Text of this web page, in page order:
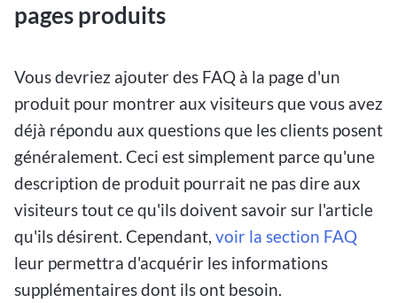
pages produits
Vous devriez ajouter des FAQ à la page d'un
produit pour montrer aux visiteurs que vous avez
déjà répondu aux questions que les clients posent
généralement. Ceci est simplement parce qu'une
description de produit pourrait ne pas dire aux
visiteurs tout ce qu'ils doivent savoir sur l'article
qu'ils désirent. Cependant, voir la section FAQ
leur permettra d'acquérir les informations
supplémentaires dont ils ont besoin.